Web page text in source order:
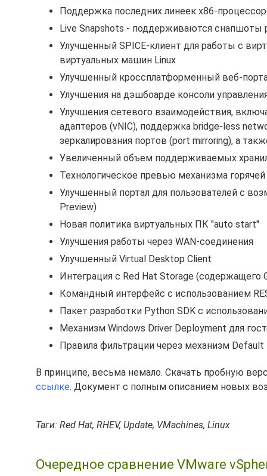
Поддержка последних линеек x86-
Live Snapshots - поддерживаются
Улучшенный SPICE-клиент для работы с
виртуальных машин Linux
Улучшенный кроссплатформенный веб-
Улучшения на дэшбоарде консоли
Улучшения сетевого взаимодействия,
адаптеров (vNIC), поддержка bridge-less
зеркалирования портов (port mirroring), а
Увеличенный объем поддерживаемых
Технологическое превью механизма
Улучшенный портал для пользователей с
Preview)
Новая политика виртуальных ПК "auto start"
Улучшения работы через WAN-соединения
Улучшенный Virtual Desktop Client
Интеграция с Red Hat Storage (содержащего
Командный интерфейс с использованием
Пакет разработки Python SDK с
Механизм Windows Driver Deployment для
Правила фильтрации через механизм
В принципе, весьма немало. Скачать пробную
ссылке. Документ с полным описанием новых
Таги: Red Hat, RHEV, Update, VMachines, Linux
Очередное сравнение VMware